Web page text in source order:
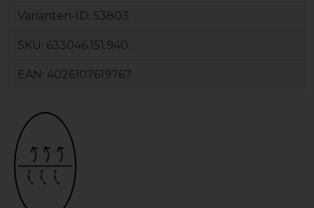
Varianten-ID: 53803
SKU: 633046.151.940.
EAN: 4026107619767